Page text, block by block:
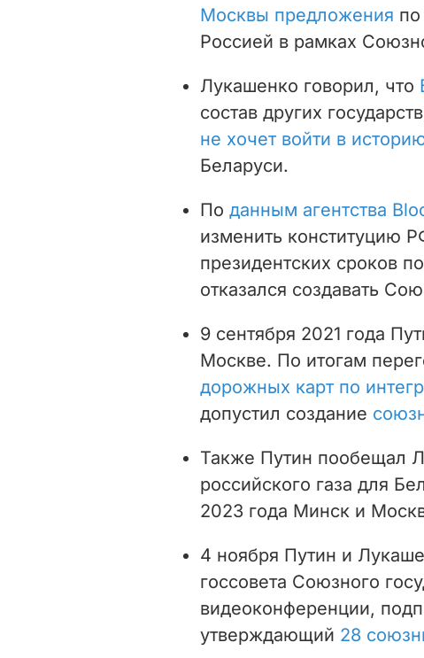
Москвы предложения
Россией в рамках
Лукашенко говорил, что
состав других
не хочет войти в
Беларуси.
По данным агентства
изменить конституцию
президентских сроков
отказался создавать
9 сентября 2021 года
Москве. По итогам
дорожных карт по
допустил создание
Также Путин пообещал
российского газа для
2023 года Минск и
4 ноября Путин и
госсовета Союзного
видеоконференции,
утверждающий 28